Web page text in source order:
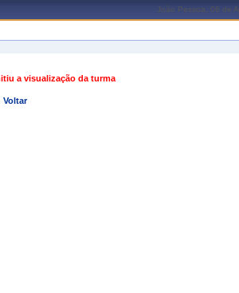
João Pessoa, 06 de
a visualização da turma
Voltar